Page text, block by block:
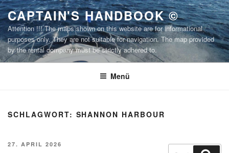
Zum
Inhalt
springen
CAPTAIN'S HANDBOOK ©
Attention !!! The maps shown on this website are for informational
purposes only. They are not suitable for navigation. The map provided
by the rental company must be strictly adhered to.
Menü
SCHLAGWORT: SHANNON HARBOUR
VERÖFFENTLICHT
27. APRIL 2026
Suchen